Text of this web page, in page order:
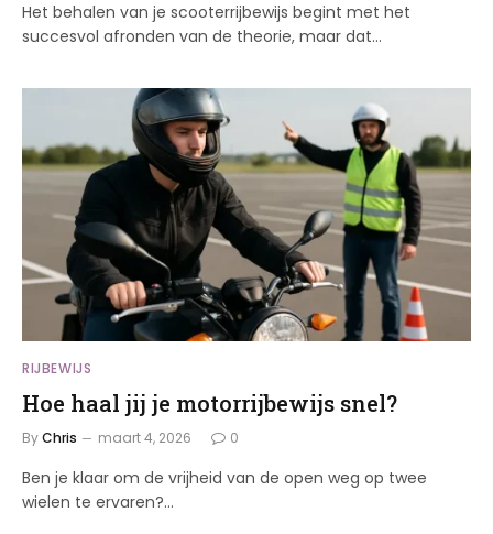
Het behalen van je scooterrijbewijs begint met het
succesvol afronden van de theorie, maar dat…
RIJBEWIJS
Hoe haal jij je motorrijbewijs snel?
ByChris maart 4, 2026 0
Ben je klaar om de vrijheid van de open weg op twee
wielen te ervaren?…